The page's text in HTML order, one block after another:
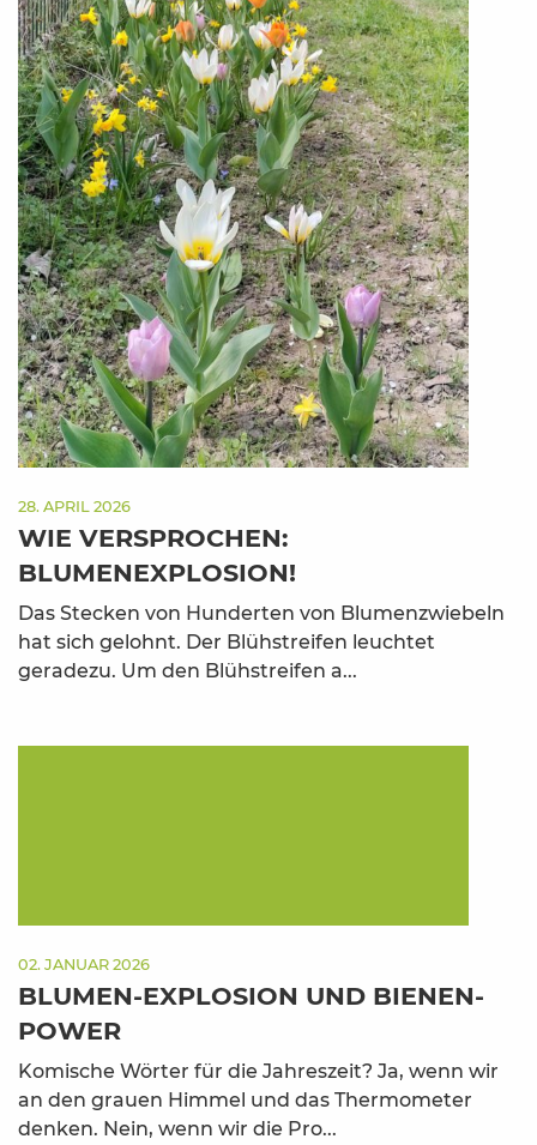
28. APRIL 2026
WIE VERSPROCHEN:
BLUMENEXPLOSION!
Das Stecken von Hunderten von Blumenzwiebeln
hat sich gelohnt. Der Blühstreifen leuchtet
geradezu. Um den Blühstreifen a...
02. JANUAR 2026
BLUMEN-EXPLOSION UND BIENEN-
POWER
Komische Wörter für die Jahreszeit? Ja, wenn wir
an den grauen Himmel und das Thermometer
denken. Nein, wenn wir die Pro...